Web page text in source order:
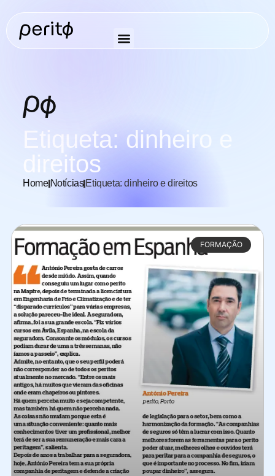
Etiqueta: dinheiro e
direitos
HomeNotícias Etiqueta: dinheiro e direitos
FORMAÇÃO